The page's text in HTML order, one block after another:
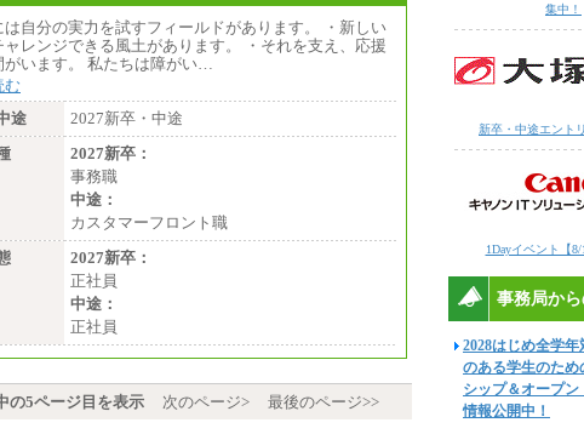
は自分の実力を試すフィールドがあります。 ・新しい
ャレンジできる風土があります。 ・それを支え、応援
がいます。 私たちは障がい…
む
途
2027新卒・中途
2027新卒：
事務職
中途：
カスタマーフロント職
2027新卒：
正社員
中途：
正社員
の5ページ目を表示 次のページ> 最後のページ>>
集中！
新卒・中途エント
1Dayイベント【8/
事務局か
2028はじめ全学
のある学生のため
シップ＆オープ
情報公開中！